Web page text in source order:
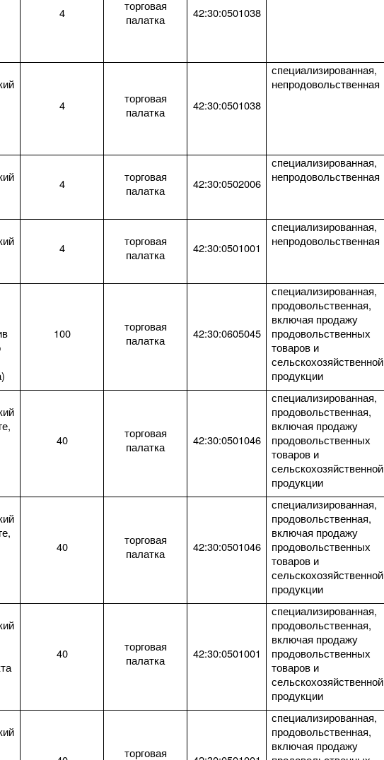
4
торговая
палатка
42:30:0501038
4
торговая
палатка
42:30:0501038
специализированная,
непродовольственная
4
торговая
палатка
42:30:0502006
специализированная,
непродовольственная
4
торговая
палатка
42:30:0501001
специализированная,
непродовольственная
100
торговая
палатка
42:30:0605045
специализированная,
продовольственная,
включая продажу
продовольственных
товаров и
сельскохозяйственной
продукции
40
торговая
палатка
42:30:0501046
специализированная,
продовольственная,
включая продажу
продовольственных
товаров и
сельскохозяйственной
продукции
40
торговая
палатка
42:30:0501046
специализированная,
продовольственная,
включая продажу
продовольственных
товаров и
сельскохозяйственной
продукции
40
торговая
палатка
42:30:0501001
специализированная,
продовольственная,
включая продажу
продовольственных
товаров и
сельскохозяйственной
продукции
торговая
специализированная,
продовольственная,
включая продажу